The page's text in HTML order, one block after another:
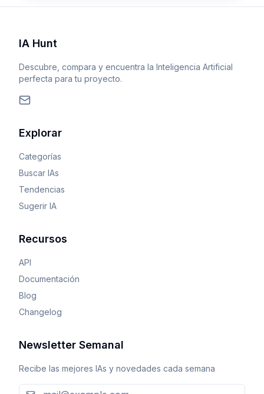
IA Hunt
Descubre, compara y encuentra la Inteligencia Artificial
perfecta para tu proyecto.
Explorar
Categorías
Buscar IAs
Tendencias
Sugerir IA
Recursos
API
Documentación
Blog
Changelog
Newsletter Semanal
Recibe las mejores IAs y novedades cada semana